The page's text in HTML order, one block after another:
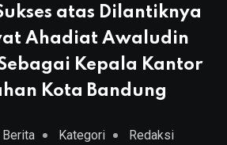
atas Dilantiknya
Ahadiat Awaludin
Kepala Kantor
Kota Bandung
Berita Kategori Redaksi